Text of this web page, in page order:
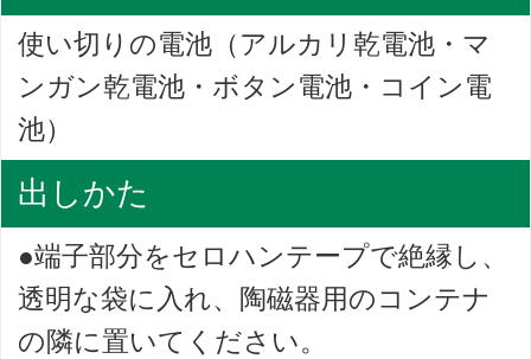
使い切りの電池（アルカリ乾電池・マ
ンガン乾電池・ボタン電池・コイン電
池）
出しかた
●端子部分をセロハンテープで絶縁し、
透明な袋に入れ、陶磁器用のコンテナ
の隣に置いてください。